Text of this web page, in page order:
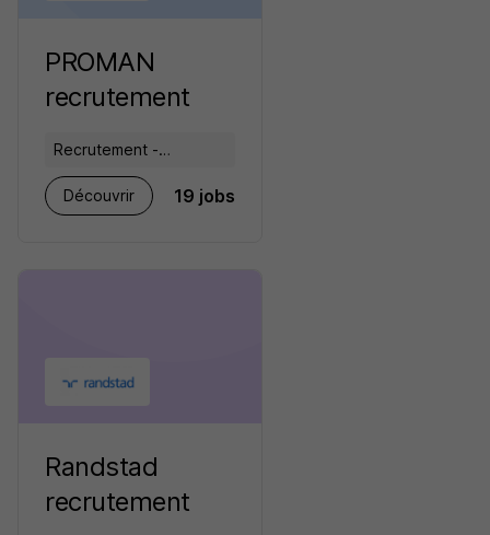
PROMAN
recrutement
Recrutement -
Placement - Conseils
RH
Découvrir 19 jobs
Randstad
recrutement